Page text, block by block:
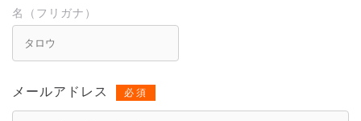
名（フリガナ）
メールアドレス 必須